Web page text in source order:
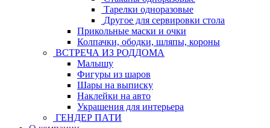
Тарелки одноразовые
Другое для сервировки стола
Прикольные маски и очки
Колпачки, ободки, шляпы, короны
ВСТРЕЧА ИЗ РОДДОМА
Малышу
Фигуры из шаров
Шары на выписку
Наклейки на авто
Украшения для интерьера
ГЕНДЕР ПАТИ